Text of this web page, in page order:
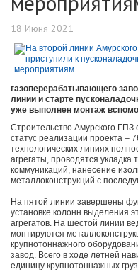
18 Июня 2021
газоперерабатывающего
линии и старте
уже выполнен монтаж
Строительство Амурского
статус реализации проекта –
технологических линиях
агрегаты, проводятся
коммуникаций, нанесение
металлоконструкций с
На пятой линии завершены
установке колонн выделения
агрегатов. На шестой линии
монтируются
крупнотоннажного
завод. Всего в ходе летней
единицу крупнотоннажных